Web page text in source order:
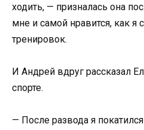
ходить, — призналась она
мне и самой нравится, как я
тренировок.
И Андрей вдруг рассказал
спорте.
— После развода я